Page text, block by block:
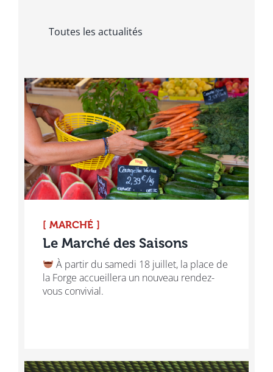
Toutes les actualités
[ MARCHÉ ]
Le Marché des Saisons
​ À partir du samedi 18 juillet, la place de
la Forge accueillera un nouveau rendez-
vous convivial.